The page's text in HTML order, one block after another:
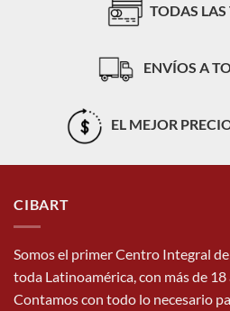
TODAS LAS
ENVÍOS A
EL MEJOR
CIBART
Somos el primer Centro Integral
toda Latinoamérica, con más de
Contamos con todo lo necesario